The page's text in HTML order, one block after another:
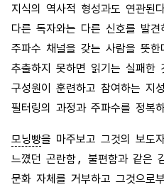
지식의 역사적 형성과도 연관
다른 독자와는 다른 신호를 발
주파수 채널을 갖는 사람을 뜻
추출하지 못하면 읽기는 실패한
구성원이 훈련하고 참여하는 지
필터링의 과정과 주파수를 정복
모닝빵을 마주보고 그것의 보도
느꼈던 곤란함, 불편함과 같은
문화 자체를 거부하고 그것으로